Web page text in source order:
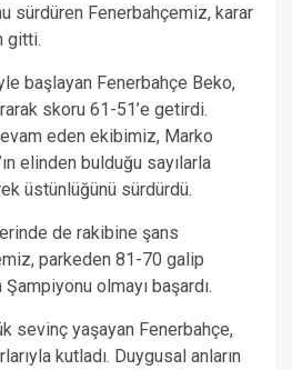
sürdüren Fenerbahçemiz, karar
gitti.
başlayan Fenerbahçe Beko,
skoru 61-51’e getirdi.
eden ekibimiz, Marko
elinden bulduğu sayılarla
üstünlüğünü sürdürdü.
de rakibine şans
parkeden 81-70 galip
olmayı başardı.
sevinç yaşayan Fenerbahçe,
kutladı. Duygusal anların